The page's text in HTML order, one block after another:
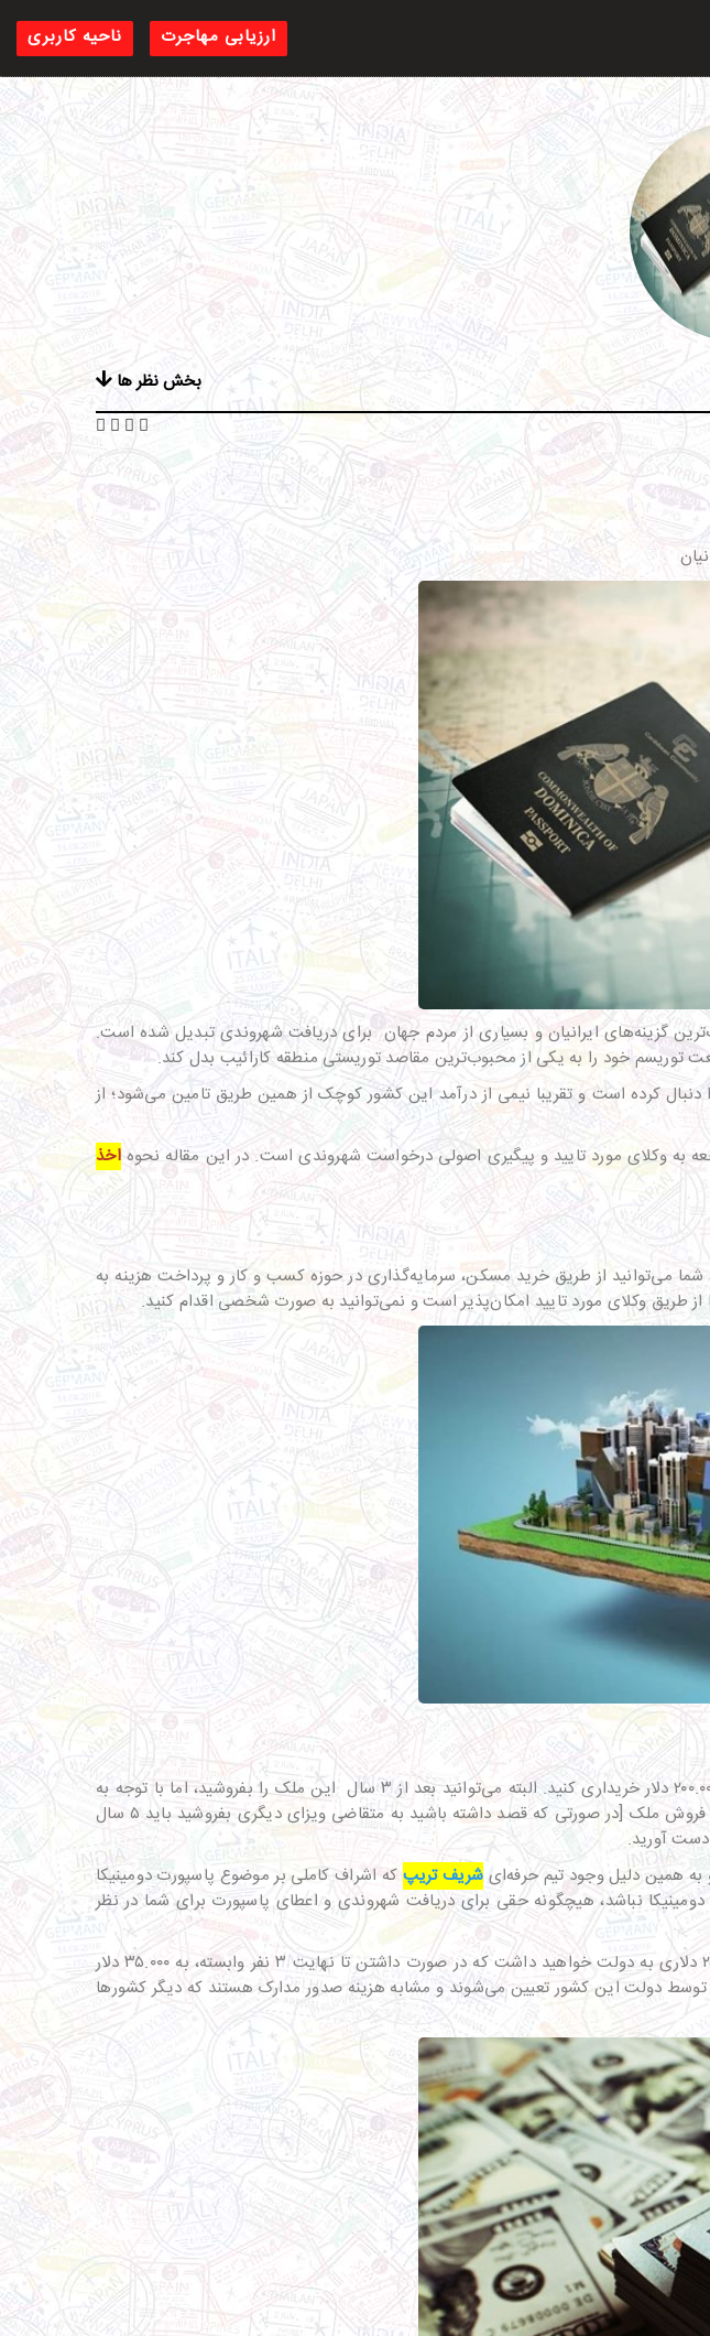
ناحیه کاربری ارزیابی مهاجرت
بخش نظر ها
ویزا، به یکی از محبوب‌ترین گزینه‌های ایرانیان و بسیاری از مردم جهان برای دریافت شهروندی تبدیل شده است.
توریسم خود را به یکی از محبوب‌ترین مقاصد توریستی منطقه کارائیب بدل کند.
کرده است و تقریبا نیمی از درآمد این کشور کوچک از همین طریق تامین می‌شود؛ از
به وکلای مورد تایید و پیگیری اصولی درخواست شهروندی است. در این مقاله نحوهاخذ
می‌توانید از طریق خرید مسکن، سرمایه‌گذاری در حوزه کسب و کار و پرداخت هزینه به
طریق وکلای مورد تایید امکان‌پذیر است و نمی‌توانید به صورت شخصی اقدام کنید.
یکی از روش‌های پیش رو، سرمایه‌گذاری از طریق خرید ملک است که باید ملکی به ارزش دست‌کم ۲۰۰.۰۰۰ دلار خریداری کنید. البته می‌توانید بعد از ۳ سال این ملک را بفروشید، اما با توجه به
جمعیت این کشور، نباید انتظار رشد قیمت چشمگیری داشته باشید تا سود کنید. با این وجود، امکان فروش ملک [در صورتی که قصد داشته باشید به متقاضی ویزای دیگری بفروشید باید ۵ سال
دست آورید.
به همین دلیل وجود تیم حرفه‌ای شریف تریپ که اشراف کاملی بر موضوع پاسپورت دومینیکا
نباشد، هیچگونه حقی برای دریافت شهروندی و اعطای پاسپورت برای شما در نظر
علاوه بر هزینه خريد ملک، مبالغی هم باید به دولت این کشور پرداخت شود. شما یک پرداخت ۲۵.۰۰۰ دلاری به دولت خواهید داشت که در صورت داشتن تا نهایت ۳ نفر وابسته، به ۳۵.۰۰۰ دلار
دولت این کشور تعیین می‌شوند و مشابه هزینه صدور مدارک هستند که دیگر کشورها